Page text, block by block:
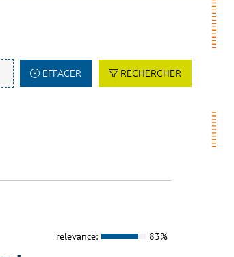
EFFACER RECHERCHER
relevance: 83%